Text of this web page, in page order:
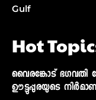
Gulf
Hot
വൈരങ്കോട് ഭഗവതി
ഊട്ടുപ്പുരയുടെ